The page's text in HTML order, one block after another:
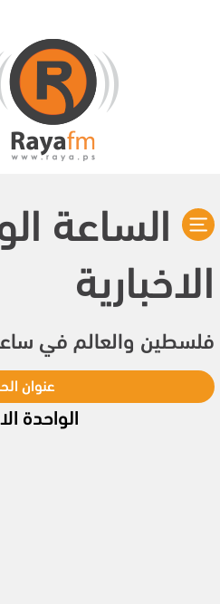
الساعة
الاخبارية
فلسطين والعالم في
عنوان
الواحدة